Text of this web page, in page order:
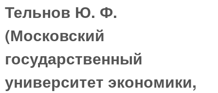
Тельнов Ю. Ф.
(Московский
государственный
университет экономики,